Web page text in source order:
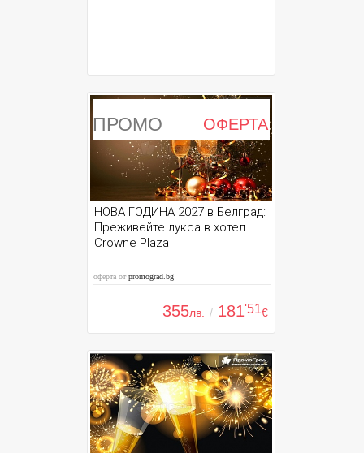
ПРОМО ОФЕРТА
НОВА ГОДИНА 2027 в Белград:
Преживейте лукса в хотел
Crowne Plaza
оферта отpromograd.bg
355лв. / 181'51€